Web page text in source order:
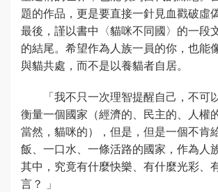
題的作品，更是要直接一針見血戳破虛
最後，謹以書中〈貓咪不同國〉的一段
的結尾。希望作為人族一員的你，也能
與貓共處，而不是以養貓者自居。
「我不只一次理智提醒自己，不可
衡量一個國家（經濟的、民主的、人
當然，貓咪的），但是，但是一個不肯
飯、一口水、一條活路的國家，作為人
其中，究竟有什麼快樂、有什麼光彩、
言？ 」